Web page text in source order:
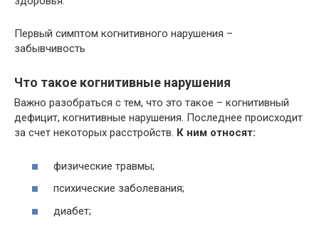
Первый симптом когнитивного нарушения –
забывчивость
Что такое когнитивные нарушения
Важно разобраться с тем, что это такое – когнитивный
дефицит, когнитивные нарушения. Последнее происходит
за счет некоторых расстройств. К ним относят:
физические травмы;
психические заболевания;
диабет;